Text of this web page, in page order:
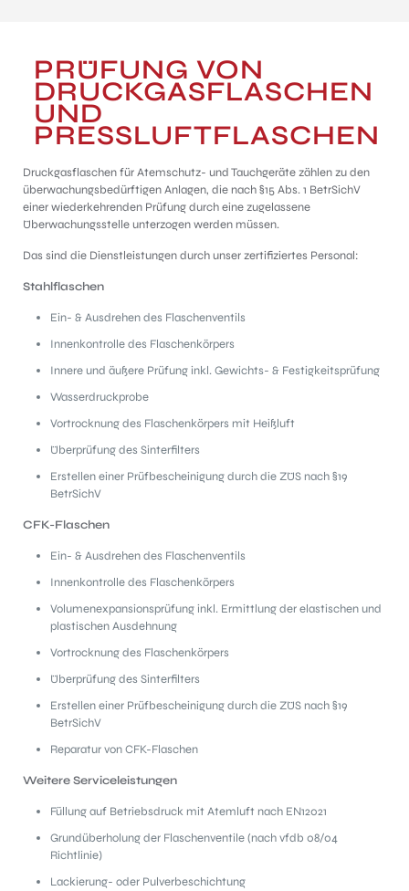
PRÜFUNG VON
DRUCKGASFLASCHEN
UND
PRESSLUFTFLASCHEN
Druckgasflaschen für Atemschutz- und Tauchgeräte zählen zu den
überwachungsbedürftigen Anlagen, die nach §15 Abs. 1 BetrSichV
einer wiederkehrenden Prüfung durch eine zugelassene
Überwachungsstelle unterzogen werden müssen.
Das sind die Dienstleistungen durch unser zertifiziertes Personal:
Stahlflaschen
Ein- & Ausdrehen des Flaschenventils
Innenkontrolle des Flaschenkörpers
Innere und äußere Prüfung inkl. Gewichts- & Festigkeitsprüfung
Wasserdruckprobe
Vortrocknung des Flaschenkörpers mit Heißluft
Überprüfung des Sinterfilters
Erstellen einer Prüfbescheinigung durch die ZÜS nach §19
BetrSichV
CFK-Flaschen
Ein- & Ausdrehen des Flaschenventils
Innenkontrolle des Flaschenkörpers
Volumenexpansionsprüfung inkl. Ermittlung der elastischen und
plastischen Ausdehnung
Vortrocknung des Flaschenkörpers
Überprüfung des Sinterfilters
Erstellen einer Prüfbescheinigung durch die ZÜS nach §19
BetrSichV
Reparatur von CFK-Flaschen
Weitere Serviceleistungen
Füllung auf Betriebsdruck mit Atemluft nach EN12021
Grundüberholung der Flaschenventile (nach vfdb 08/04
Richtlinie)
Lackierung- oder Pulverbeschichtung